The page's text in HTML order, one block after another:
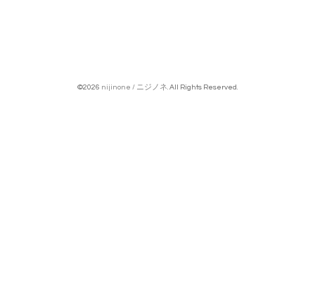
©2026 nijinone / ニジノネ. All Rights Reserved.